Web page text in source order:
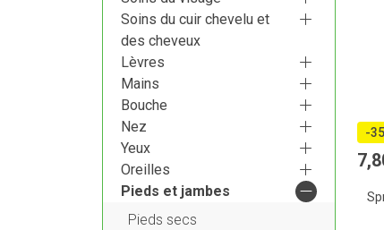
-
7,
Soins du cuir chevelu et
des cheveux
Lèvres
Mains
Bouche
Nez
Yeux
Oreilles
Pieds et jambes
Pieds secs